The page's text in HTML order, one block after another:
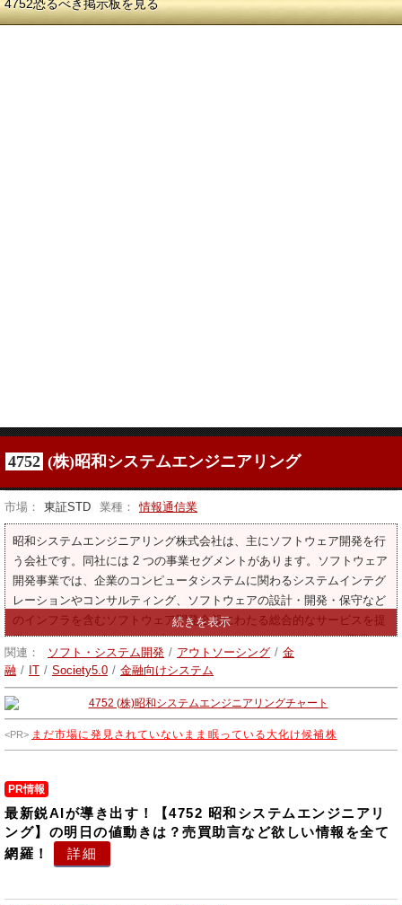
4752恐るべき掲示板を見る
4752 (株)昭和システムエンジニアリング
市場： 東証STD 業種： 情報通信業
昭和システムエンジニアリング株式会社は、主にソフトウェア開発を行
う会社です。同社には 2 つの事業セグメントがあります。ソフトウェア
開発事業では、企業のコンピュータシステムに関わるシステムインテグ
レーションやコンサルティング、ソフトウェアの設計・開発・保守など
のインフラを含むソフトウェア開発全般にわたる総合的なサービスを提
供しています。ビジネス・プロセス・アウトソーシング（bpo）事業で
は、金融機関の事務支援や健康診断予約サービス、スキャンサービスな
ど、さまざまな業務支援サービスをさまざまな業種に提供しています。
関連： ソフト・システム開発 / アウトソーシング / 金
融 / IT / Society5.0 / 金融向けシステム
まだ市場に発見されていないまま眠っている大化け候補株
PR情報
最新鋭AIが導き出す！【4752 昭和システムエンジニアリ
ング】の明日の値動きは？売買助言など欲しい情報を全て
網羅！
詳細